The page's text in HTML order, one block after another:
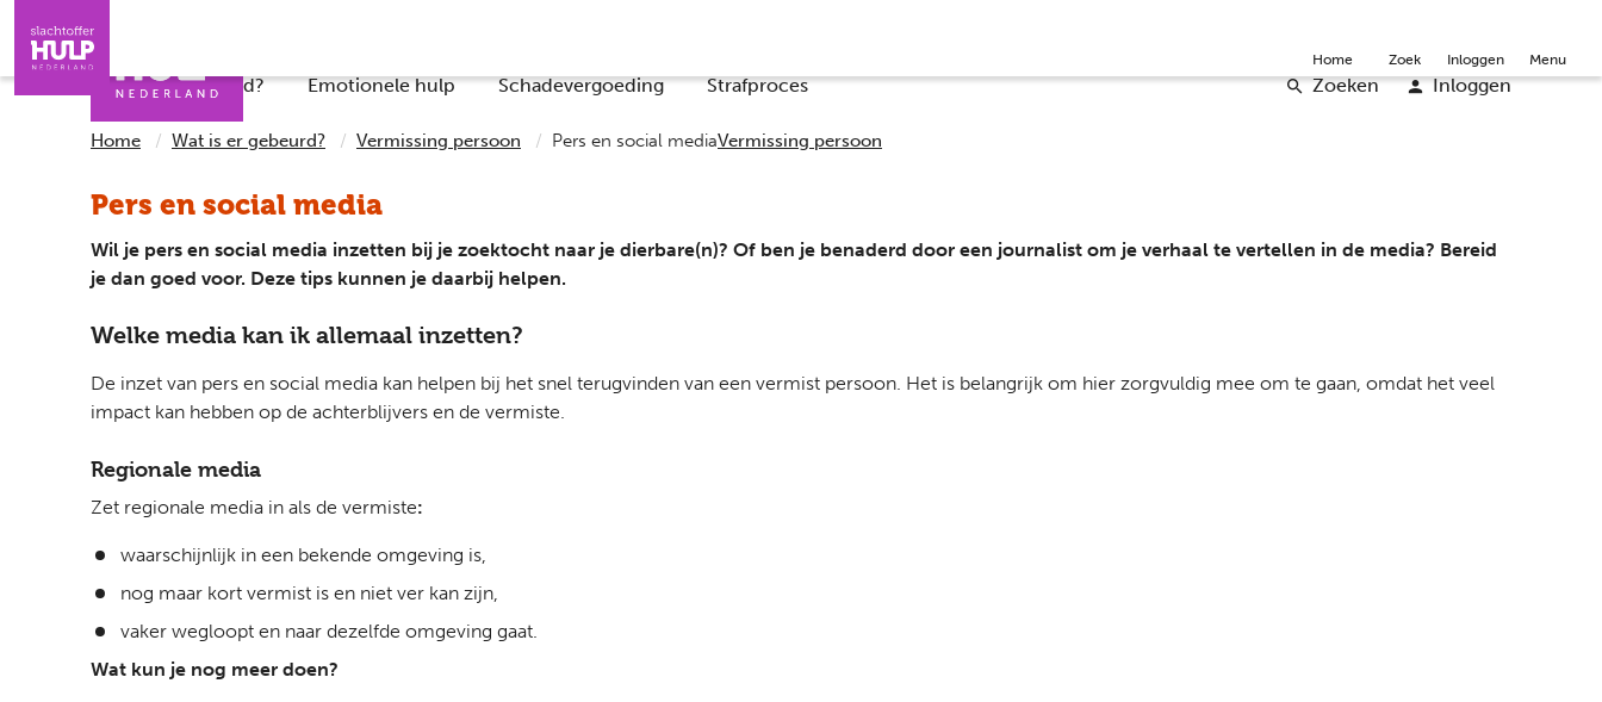
Wat is er gebeurd? Emotionele hulp Schadevergoeding Strafproces Zoeken Inloggen
Home Zoek Inloggen Menu
Home Wat is er gebeurd? Vermissing persoon Pers en social mediaVermissing persoon
Pers en social media
Wil je pers en social media inzetten bij je zoektocht naar je dierbare(n)? Of ben je benaderd door een journalist om je verhaal te vertellen in de media? Bereid
je dan goed voor. Deze tips kunnen je daarbij helpen.
Welke media kan ik allemaal inzetten?
De inzet van pers en social media kan helpen bij het snel terugvinden van een vermist persoon. Het is belangrijk om hier zorgvuldig mee om te gaan, omdat het veel
impact kan hebben op de achterblijvers en de vermiste.
Regionale media
Zet regionale media in als de vermiste:
waarschijnlijk in een bekende omgeving is,
nog maar kort vermist is en niet ver kan zijn,
vaker wegloopt en naar dezelfde omgeving gaat.
Wat kun je nog meer doen?